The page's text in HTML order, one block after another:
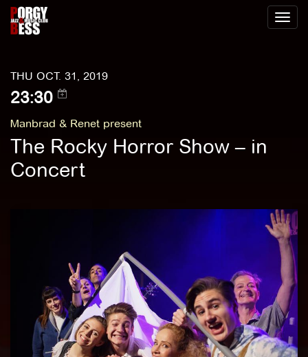
Toggle
THU OCT. 31, 2019
23:30
Manbrad & Renet present
The Rocky Horror Show – in
Concert